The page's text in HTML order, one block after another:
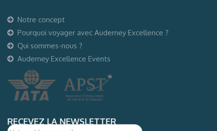
Notre concept
Pourquoi voyager avec Auderney Excellence ?
Qui sommes-nous ?
Auderney Excellence Events
RECEVEZ LA NEWSLETTER